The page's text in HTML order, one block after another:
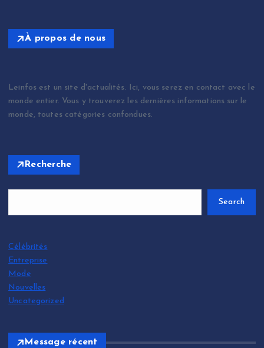
À propos de nous
Leinfos est un site d'actualités. Ici, vous serez en contact avec le
monde entier. Vous y trouverez les dernières informations sur le
monde, toutes catégories confondues.
Recherche
Search
Célébrités
Entreprise
Mode
Nouvelles
Uncategorized
Message récent